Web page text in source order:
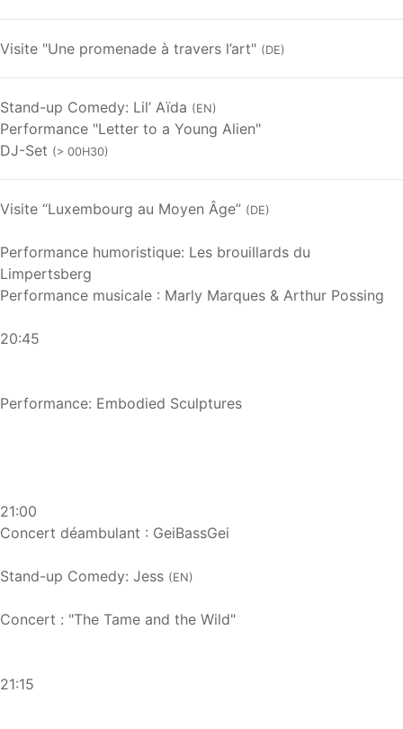
Visite "Une promenade à travers l’art" (DE)
Stand-up Comedy: Lil’ Aïda (EN)
Performance "Letter to a Young Alien"
DJ-Set (> 00H30)
Visite “Luxembourg au Moyen Âge” (DE)
Performance humoristique: Les brouillards du
Limpertsberg
Performance musicale : Marly Marques & Arthur Possing
20:45
Performance: Embodied Sculptures
21:00
Concert déambulant : GeiBassGei
Stand-up Comedy: Jess (EN)
Concert : "The Tame and the Wild"
21:15